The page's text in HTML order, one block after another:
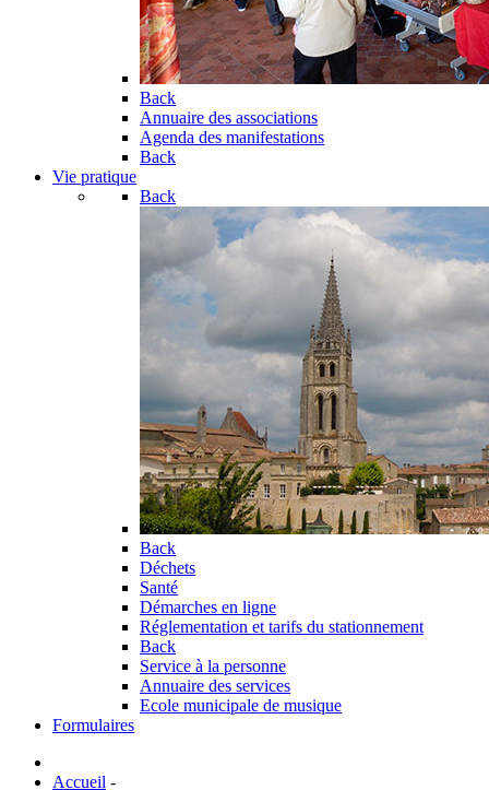
Back
Annuaire des associations
Agenda des manifestations
Back
Vie pratique
Back
Back
Déchets
Santé
Démarches en ligne
Réglementation et tarifs du stationnement
Back
Service à la personne
Annuaire des services
Ecole municipale de musique
Formulaires
Accueil -